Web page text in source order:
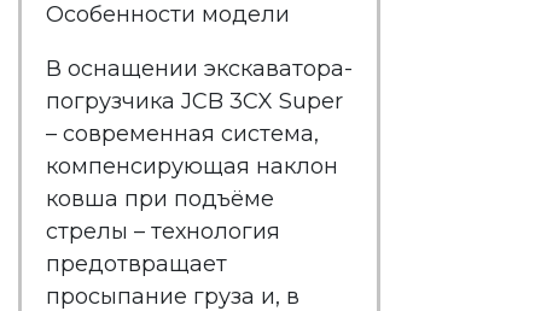
Особенности модели
В оснащении экскаватора-
погрузчика JCB 3CX Super
– современная система,
компенсирующая наклон
ковша при подъёме
стрелы – технология
предотвращает
просыпание груза и, в